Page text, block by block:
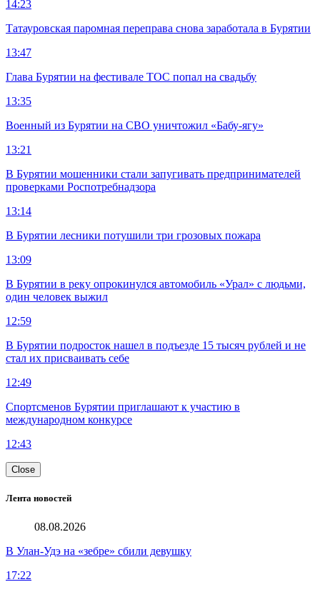
14:23
Татауровская паромная переправа снова заработала в Бурятии
13:47
Глава Бурятии на фестивале ТОС попал на свадьбу
13:35
Военный из Бурятии на СВО уничтожил «Бабу-ягу»
13:21
В Бурятии мошенники стали запугивать предпринимателей
проверками Роспотребнадзора
13:14
В Бурятии лесники потушили три грозовых пожара
13:09
В Бурятии в реку опрокинулся автомобиль «Урал» с людьми,
один человек выжил
12:59
В Бурятии подросток нашел в подъезде 15 тысяч рублей и не
стал их присваивать себе
12:49
Спортсменов Бурятии приглашают к участию в
международном конкурсе
12:43
Close
Лента новостей
08.08.2026
В Улан-Удэ на «зебре» сбили девушку
17:22